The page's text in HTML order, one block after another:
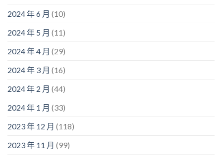
2024 年 6 月 (10)
2024 年 5 月 (11)
2024 年 4 月 (29)
2024 年 3 月 (16)
2024 年 2 月 (44)
2024 年 1 月 (33)
2023 年 12 月 (118)
2023 年 11 月 (99)